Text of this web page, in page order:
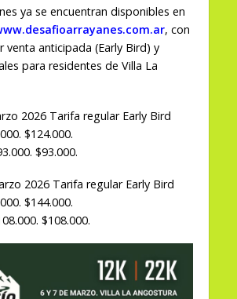
ya se encuentran disponibles en
, con
venta anticipada (Early Bird) y
para residentes de Villa La
2026 Tarifa regular Early Bird
$124.000.
$93.000.
2026 Tarifa regular Early Bird
$144.000.
$108.000.